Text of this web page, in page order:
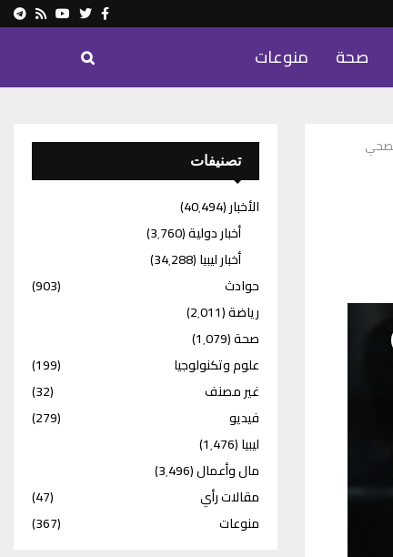
Facebook
Twitter
Youtube
Rss
صحة منوعات
تصنيفات
الأخبار(40٬494)
أخبار دولية(3٬760)
أخبار ليبيا(34٬288)
حوادث
(903)
رياضة(2٬011)
صحة(1٬079)
علوم وتكنولوجيا
(199)
غير مصنف
(32)
فيديو
(279)
ليبيا(1٬476)
مال وأعمال(3٬496)
مقالات رأي
(47)
منوعات
(367)